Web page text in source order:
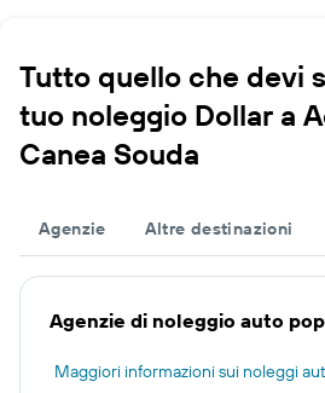
Tutto quello che devi
tuo noleggio Dollar a
Canea Souda
Agenzie Altre destinazioni
Agenzie di noleggio auto
Maggiori informazioni sui noleggi